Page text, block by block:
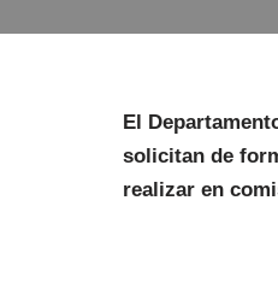
El
solicitan de
realizar en